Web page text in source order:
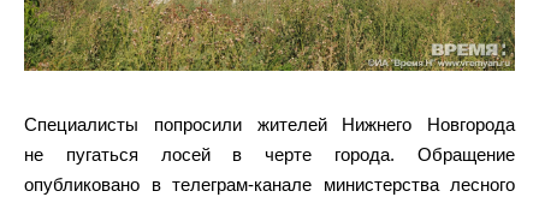
Специалисты попросили жителей Нижнего Новгорода
не пугаться лосей в черте города. Обращение
опубликовано в телеграм-канале министерства лесного